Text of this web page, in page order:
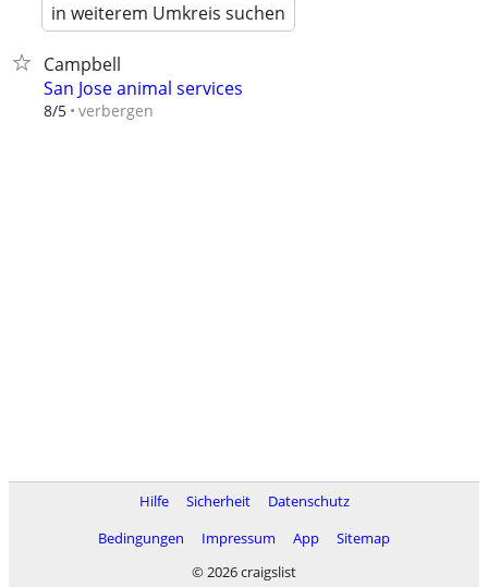
in weiterem Umkreis suchen
Campbell
San Jose animal services
8/5 verbergen
Hilfe Sicherheit
Datenschutz
Bedingungen
Impressum App
Sitemap
© 2026 craigslist